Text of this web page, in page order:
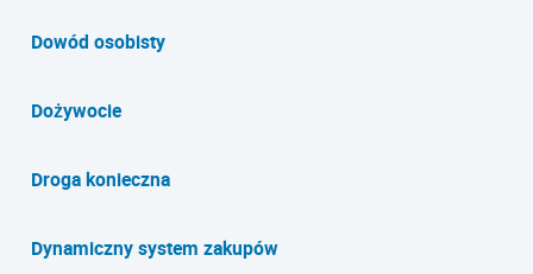
Dowód osobisty
Dożywocie
Droga konieczna
Dynamiczny system zakupów